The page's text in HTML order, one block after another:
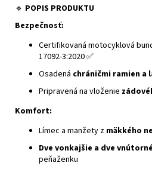
🔹 POPIS PRODUKTU
Bezpečnosť:
Certifikovaná motocyklová
17092-3:2020 ✅
Osadená chráničmi ramien a
Pripravená na vloženie
Komfort:
Límec a manžety z mäkkého
Dve vonkajšie a dve
peňaženku